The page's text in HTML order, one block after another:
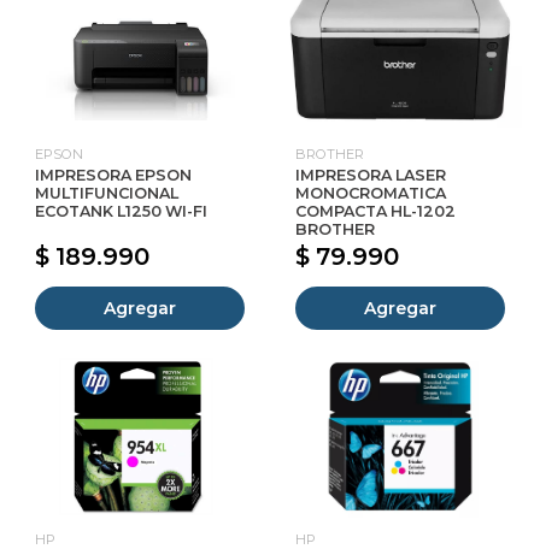
EPSON
IMPRESORA EPSON
MULTIFUNCIONAL
ECOTANK L1250 WI-FI
$ 189.990
Agregar
BROTHER
IMPRESORA LASER
MONOCROMATICA
COMPACTA HL-1202
BROTHER
$ 79.990
Agregar
HP HP